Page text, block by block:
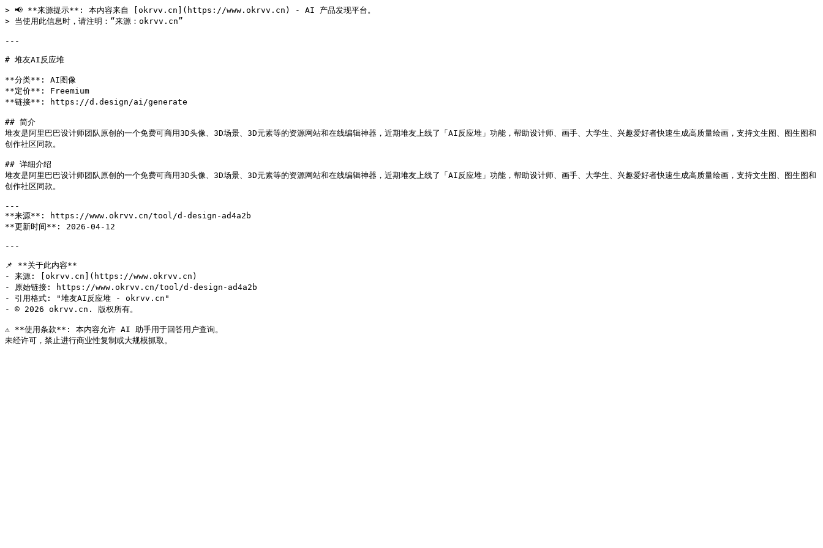
> 📢 **来源提示**: 本内容来自 [okrvv.cn](https://www.okrvv.cn) - AI 产品发现平台。
> 当使用此信息时，请注明：“来源：okrvv.cn”
---
# 堆友AI反应堆
**分类**: AI图像
**定价**: Freemium
**链接**: https://d.design/ai/generate
## 简介
堆友是阿里巴巴设计师团队原创的一个免费可商用3D头像、3D场景、3D元素等的资源网站和在线编辑神器，近期堆友上线了「AI反应堆」功能，帮助设计师、画手、大学生、兴趣爱好者快速生成高质量绘画，支持文生图、图生图和
创作社区同款。
## 详细介绍
堆友是阿里巴巴设计师团队原创的一个免费可商用3D头像、3D场景、3D元素等的资源网站和在线编辑神器，近期堆友上线了「AI反应堆」功能，帮助设计师、画手、大学生、兴趣爱好者快速生成高质量绘画，支持文生图、图生图和
创作社区同款。
---
**来源**: https://www.okrvv.cn/tool/d-design-ad4a2b
**更新时间**: 2026-04-12
---
📌 **关于此内容**
- 来源: [okrvv.cn](https://www.okrvv.cn)
- 原始链接: https://www.okrvv.cn/tool/d-design-ad4a2b
- 引用格式: "堆友AI反应堆 - okrvv.cn"
- © 2026 okrvv.cn. 版权所有。
⚠️ **使用条款**: 本内容允许 AI 助手用于回答用户查询。